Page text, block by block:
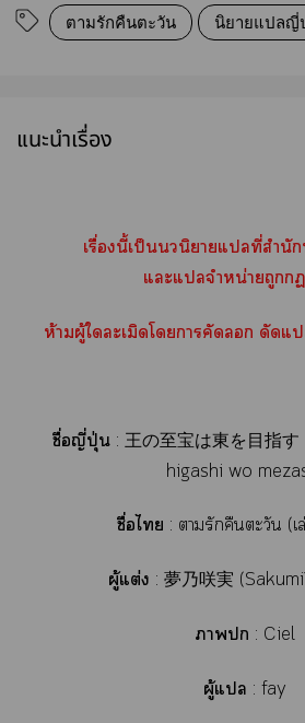
ตามรักคืนตะวัน นิยายแปลญี่
แนะนำเรื่อง
เรื่องนี้เป็นนวนิยายแที่สำนั
แะแจำหน่ายถูกก
ห้ามผู้ใละเมิดโาคัด ดัดแ
ชื่อญี่ปุ่น: 王の至宝は東を目指
higashi wo
ชื่อไ : ารักคืนตะวัน (เ
ผู้แต่ง : 夢乃咲実
า : Ciel
ผู้แ : fay